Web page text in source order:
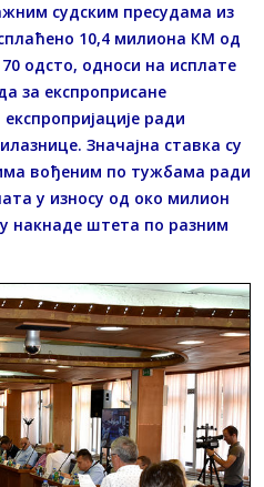
судским пресудама из
10,4 милиона КМ од
одсто, односи на исплате
за експроприсане
ради
Значајна ставка су
вођеним по тужбама ради
у износу од око милион
накнаде штета по разним